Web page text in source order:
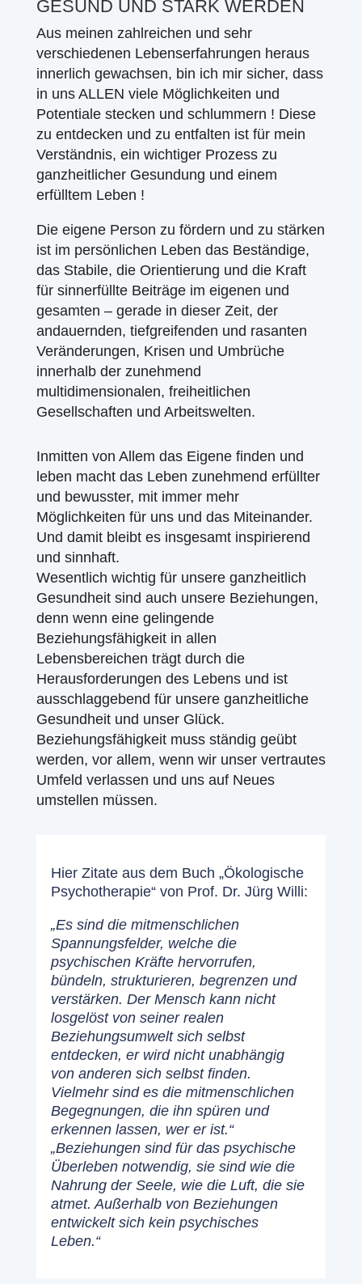
GESUND UND STARK WERDEN
Aus meinen zahlreichen und sehr
verschiedenen Lebenserfahrungen heraus
innerlich gewachsen, bin ich mir sicher, dass
in uns ALLEN viele Möglichkeiten und
Potentiale stecken und schlummern ! Diese
zu entdecken und zu entfalten ist für mein
Verständnis, ein wichtiger Prozess zu
ganzheitlicher Gesundung und einem
erfülltem Leben !
Die eigene Person zu fördern und zu stärken
ist im persönlichen Leben das Beständige,
das Stabile, die Orientierung und die Kraft
für sinnerfüllte Beiträge im eigenen und
gesamten – gerade in dieser Zeit, der
andauernden, tiefgreifenden und rasanten
Veränderungen, Krisen und Umbrüche
innerhalb der zunehmend
multidimensionalen, freiheitlichen
Gesellschaften und Arbeitswelten.
Inmitten von Allem das Eigene finden und
leben macht das Leben zunehmend erfüllter
und bewusster, mit immer mehr
Möglichkeiten für uns und das Miteinander.
Und damit bleibt es insgesamt inspirierend
und sinnhaft.
Wesentlich wichtig für unsere ganzheitlich
Gesundheit sind auch unsere Beziehungen,
denn wenn eine gelingende
Beziehungsfähigkeit in allen
Lebensbereichen trägt durch die
Herausforderungen des Lebens und ist
ausschlaggebend für unsere ganzheitliche
Gesundheit und unser Glück.
Beziehungsfähigkeit muss ständig geübt
werden, vor allem, wenn wir unser vertrautes
Umfeld verlassen und uns auf Neues
umstellen müssen.
Hier Zitate aus dem Buch „Ökologische
Psychotherapie“ von Prof. Dr. Jürg Willi:
„Es sind die mitmenschlichen
Spannungsfelder, welche die
psychischen Kräfte hervorrufen,
bündeln, strukturieren, begrenzen und
verstärken. Der Mensch kann nicht
losgelöst von seiner realen
Beziehungsumwelt sich selbst
entdecken, er wird nicht unabhängig
von anderen sich selbst finden.
Vielmehr sind es die mitmenschlichen
Begegnungen, die ihn spüren und
erkennen lassen, wer er ist.“
„Beziehungen sind für das psychische
Überleben notwendig, sie sind wie die
Nahrung der Seele, wie die Luft, die sie
atmet. Außerhalb von Beziehungen
entwickelt sich kein psychisches
Leben.“